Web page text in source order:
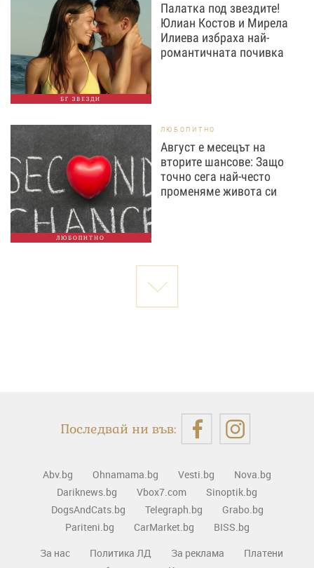
БГ ЗВЕЗДИ
Палатка под звездите!
Юлиан Костов и Мирела
Илиева избраха най-
романтичната почивка
ЛЮБОПИТНО
ЛЮБОПИТНО
Август е месецът на
вторите шансове: Защо
точно сега най-често
променяме живота си
Последвай ни във:
Abv.bg Ohnamama.bg Vesti.bg
Nova.bg
Dariknews.bg
Vbox7.com
Sinoptik.bg
DogsAndCats.bg
Telegraph.bg
Grabo.bg
Pariteni.bg
CarMarket.bg
BISS.bg
За нас
Политика ЛД За реклама
Платени